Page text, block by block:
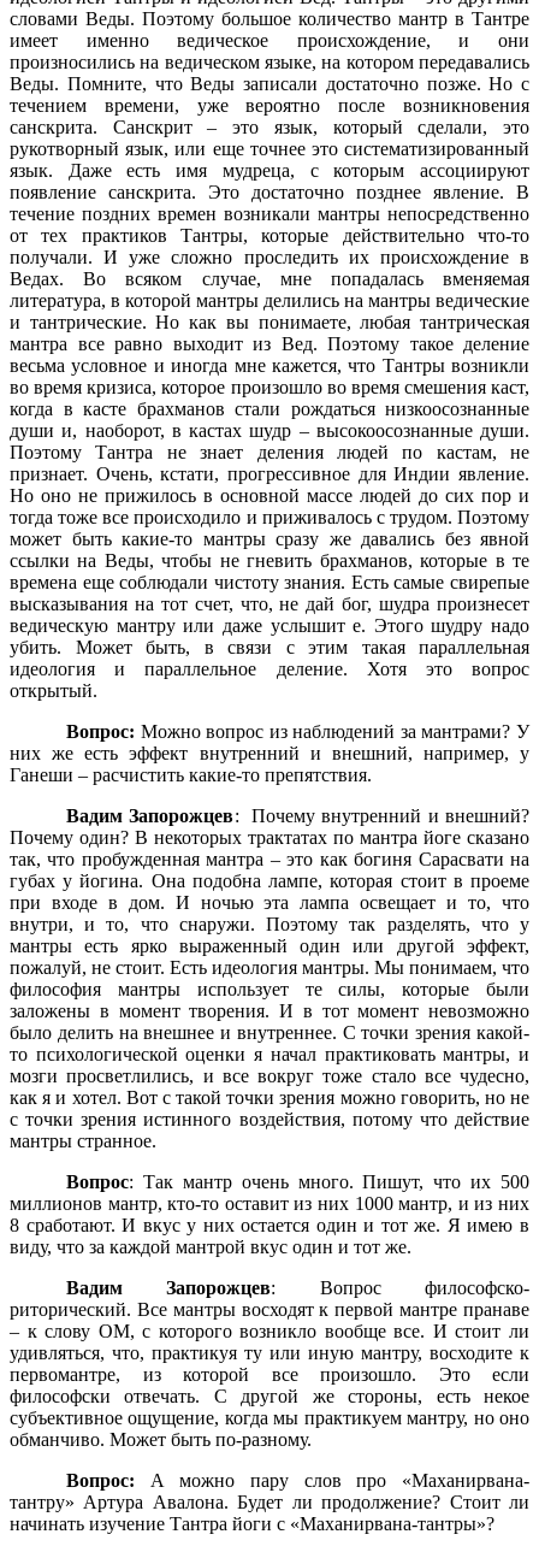
словами Веды. Поэтому большое количество мантр в Тантре
имеет именно ведическое происхождение, и они
произносились на ведическом языке, на котором передавались
Веды. Помните, что Веды записали достаточно позже. Но с
течением времени, уже вероятно после возникновения
санскрита. Санскрит – это язык, который сделали, это
рукотворный язык, или еще точнее это систематизированный
язык. Даже есть имя мудреца, с которым ассоциируют
появление санскрита. Это достаточно позднее явление. В
течение поздних времен возникали мантры непосредственно
от тех практиков Тантры, которые действительно что-то
получали. И уже сложно проследить их происхождение в
Ведах. Во всяком случае, мне попадалась вменяемая
литература, в которой мантры делились на мантры ведические
и тантрические. Но как вы понимаете, любая тантрическая
мантра все равно выходит из Вед. Поэтому такое деление
весьма условное и иногда мне кажется, что Тантры возникли
во время кризиса, которое произошло во время смешения каст,
когда в касте брахманов стали рождаться низкоосознанные
души и, наоборот, в кастах шудр – высокоосознанные души.
Поэтому Тантра не знает деления людей по кастам, не
признает. Очень, кстати, прогрессивное для Индии явление.
Но оно не прижилось в основной массе людей до сих пор и
тогда тоже все происходило и приживалось с трудом. Поэтому
может быть какие-то мантры сразу же давались без явной
ссылки на Веды, чтобы не гневить брахманов, которые в те
времена еще соблюдали чистоту знания. Есть самые свирепые
высказывания на тот счет, что, не дай бог, шудра произнесет
ведическую мантру или даже услышит е. Этого шудру надо
убить. Может быть, в связи с этим такая параллельная
идеология и параллельное деление. Хотя это вопрос
открытый.
Вопрос: Можно вопрос из наблюдений за мантрами? У
них же есть эффект внутренний и внешний, например, у
Ганеши – расчистить какие-то препятствия.
Вадим Запорожцев:
Почему внутренний и внешний?
Почему один? В некоторых трактатах по мантра йоге сказано
так, что пробужденная мантра – это как богиня Сарасвати на
губах у йогина. Она подобна лампе, которая стоит в проеме
при входе в дом. И ночью эта лампа освещает и то, что
внутри, и то, что снаружи. Поэтому так разделять, что у
мантры есть ярко выраженный один или другой эффект,
пожалуй, не стоит. Есть идеология мантры. Мы понимаем, что
философия мантры использует те силы, которые были
заложены в момент творения. И в тот момент невозможно
было делить на внешнее и внутреннее. С точки зрения какой-
то психологической оценки я начал практиковать мантры, и
мозги просветлились, и все вокруг тоже стало все чудесно,
как я и хотел. Вот с такой точки зрения можно говорить, но не
с точки зрения истинного воздействия, потому что действие
мантры странное.
Вопрос: Так мантр очень много. Пишут, что их 500
миллионов мантр, кто-то оставит из них 1000 мантр, и из них
8 сработают. И вкус у них остается один и тот же. Я имею в
виду, что за каждой мантрой вкус один и тот же.
Вадим Запорожцев: Вопрос философско-
риторический. Все мантры восходят к первой мантре пранаве
– к слову ОМ, с которого возникло вообще все. И стоит ли
удивляться, что, практикуя ту или иную мантру, восходите к
первомантре, из которой все произошло. Это если
философски отвечать. С другой же стороны, есть некое
субъективное ощущение, когда мы практикуем мантру, но оно
обманчиво. Может быть по-разному.
Вопрос: А можно пару слов про «Маханирвана-
тантру» Артура Авалона. Будет ли продолжение? Стоит ли
начинать изучение Тантра йоги с «Маханирвана-тантры»?